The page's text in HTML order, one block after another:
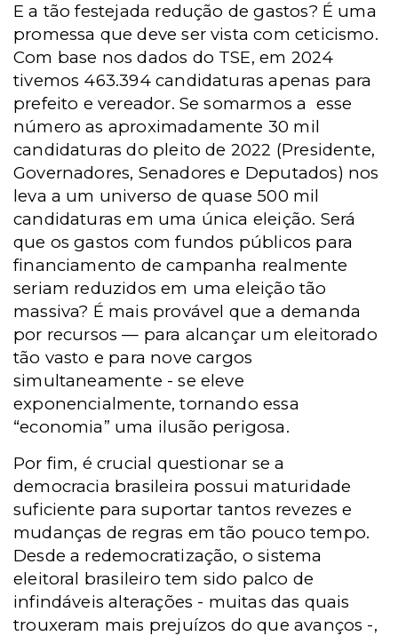
E a tão festejada redução de gastos? É uma
promessa que deve ser vista com ceticismo.
Com base nos dados do TSE, em 2024
tivemos 463.394 candidaturas apenas para
prefeito e vereador. Se somarmos a esse
número as aproximadamente 30 mil
candidaturas do pleito de 2022 (Presidente,
Governadores, Senadores e Deputados) nos
leva a um universo de quase 500 mil
candidaturas em uma única eleição. Será
que os gastos com fundos públicos para
financiamento de campanha realmente
seriam reduzidos em uma eleição tão
massiva? É mais provável que a demanda
por recursos — para alcançar um eleitorado
tão vasto e para nove cargos
simultaneamente - se eleve
exponencialmente, tornando essa
“economia” uma ilusão perigosa.
Por fim, é crucial questionar se a
democracia brasileira possui maturidade
suficiente para suportar tantos revezes e
mudanças de regras em tão pouco tempo.
Desde a redemocratização, o sistema
eleitoral brasileiro tem sido palco de
infindáveis alterações - muitas das quais
trouxeram mais prejuízos do que avanços -,